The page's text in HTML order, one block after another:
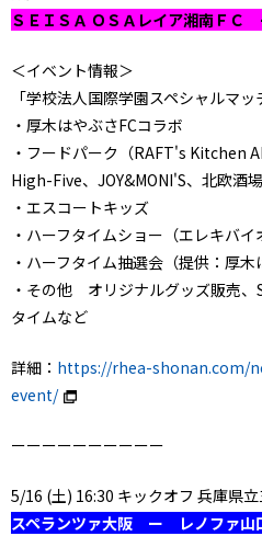
ＳＥＩＳＡ ＯＳＡレイア湘南Ｆ
＜イベント情報＞
「学校法人国際学園スペシャルマッ
・厚木はやぶさFCコラボ
・フードパーク（RAFT's Kitchen
High-Five、JOY&MONI'S、北欧酒
・エスコートキッズ
・ハーフタイムショー（エレキバイ
・ハーフタイム抽選会（提供：厚木
・その他 オリジナルグッズ販売、
タイムなど
詳細： https://rhea-shonan.com/
event/
ーーーーーーーーーー
5/16 (土) 16:30 キックオフ 兵庫県
スペランツァ大阪 ー レノファ山